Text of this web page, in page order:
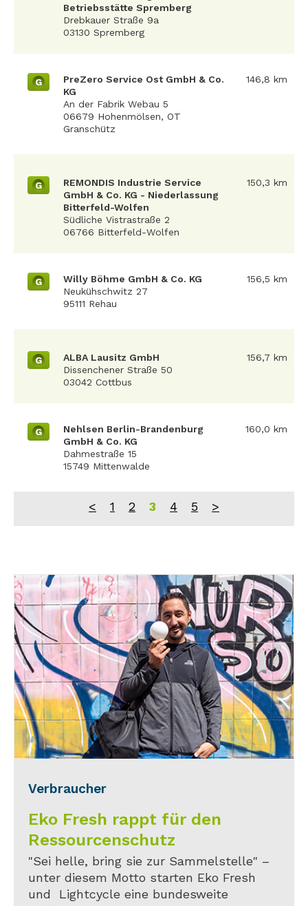
Betriebsstätte Spremberg
Drebkauer Straße 9a
03130 Spremberg
G
PreZero Service Ost GmbH & Co.
KG
An der Fabrik Webau 5
06679 Hohenmölsen, OT
Granschütz
146,8 km
G
REMONDIS Industrie Service
GmbH & Co. KG - Niederlassung
Bitterfeld-Wolfen
Südliche Vistrastraße 2
06766 Bitterfeld-Wolfen
150,3 km
G
Willy Böhme GmbH & Co. KG
Neukühschwitz 27
95111 Rehau
156,5 km
G
ALBA Lausitz GmbH
Dissenchener Straße 50
03042 Cottbus
156,7 km
G
Nehlsen Berlin-Brandenburg
GmbH & Co. KG
Dahmestraße 15
15749 Mittenwalde
160,0 km
< 1 2 3 4 5 >
Verbraucher
Eko Fresh rappt für den
Ressourcenschutz
"Sei helle, bring sie zur Sammelstelle" –
unter diesem Motto starten Eko Fresh
und Lightcycle eine bundesweite